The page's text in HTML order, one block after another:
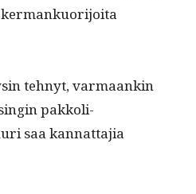
tehnyt, var­maankin
pakkoli­
saa kan­nat­ta­jia